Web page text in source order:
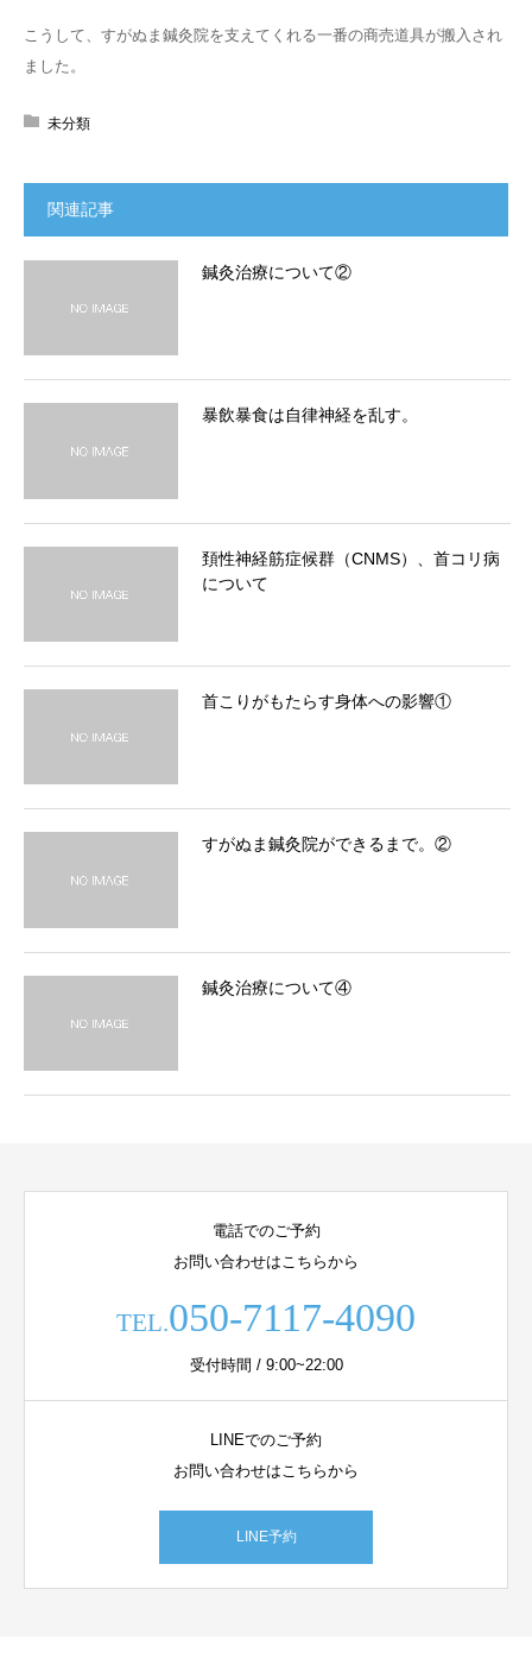
こうして、すがぬま鍼灸院を支えてくれる一番の商売道具が搬入され
ました。
未分類
関連記事
鍼灸治療について②
暴飲暴食は自律神経を乱す。
頚性神経筋症候群（CNMS）、首コリ病
について
首こりがもたらす身体への影響①
すがぬま鍼灸院ができるまで。②
鍼灸治療について④
電話でのご予約
お問い合わせはこちらから
TEL.050-7117-4090
受付時間 / 9:00~22:00
LINEでのご予約
お問い合わせはこちらから
LINE予約